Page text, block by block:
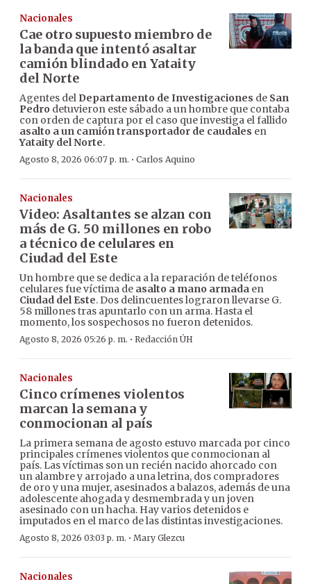
Nacionales
Cae otro supuesto miembro de
la banda que intentó asaltar
camión blindado en Yataity
del Norte
Agentes del Departamento de Investigaciones de San
Pedro detuvieron este sábado a un hombre que contaba
con orden de captura por el caso que investiga el fallido
asalto a un camión transportador de caudales en
Yataity del Norte.
Agosto 8, 2026 06:07 p. m. · Carlos Aquino
Nacionales
Video: Asaltantes se alzan con
más de G. 50 millones en robo
a técnico de celulares en
Ciudad del Este
Un hombre que se dedica a la reparación de teléfonos
celulares fue víctima de asalto a mano armada en
Ciudad del Este. Dos delincuentes lograron llevarse G.
58 millones tras apuntarlo con un arma. Hasta el
momento, los sospechosos no fueron detenidos.
Agosto 8, 2026 05:26 p. m. · Redacción ÚH
Nacionales
Cinco crímenes violentos
marcan la semana y
conmocionan al país
La primera semana de agosto estuvo marcada por cinco
principales crímenes violentos que conmocionan al
país. Las víctimas son un recién nacido ahorcado con
un alambre y arrojado a una letrina, dos compradores
de oro y una mujer, asesinados a balazos, además de una
adolescente ahogada y desmembrada y un joven
asesinado con un hacha. Hay varios detenidos e
imputados en el marco de las distintas investigaciones.
Agosto 8, 2026 03:03 p. m. · Mary Glezcu
Nacionales